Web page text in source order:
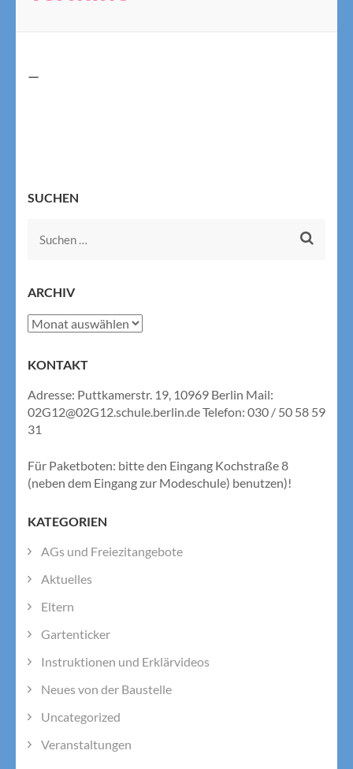
—
SUCHEN
Suchen
ARCHIV
Archiv
KONTAKT
Adresse: Puttkamerstr. 19, 10969 Berlin Mail:
02G12@02G12.schule.berlin.de Telefon: 030 / 50 58 59
31
Für Paketboten: bitte den Eingang Kochstraße 8
(neben dem Eingang zur Modeschule) benutzen)!
KATEGORIEN
AGs und Freiezitangebote
Aktuelles
Eltern
Gartenticker
Instruktionen und Erklärvideos
Neues von der Baustelle
Uncategorized
Veranstaltungen